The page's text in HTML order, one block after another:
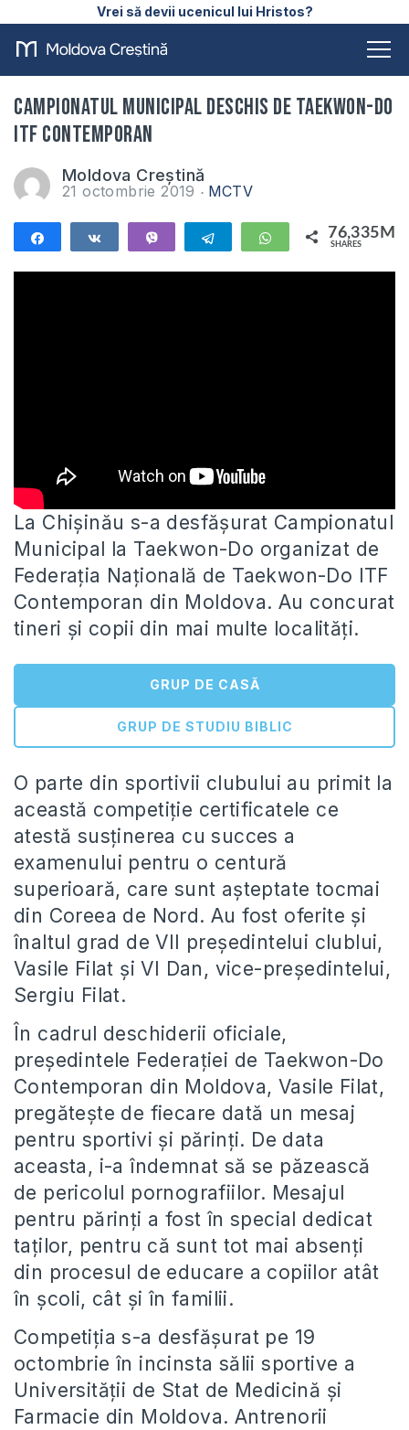
Vrei să devii ucenicul lui Hristos?
Campionatul Municipal Deschis de Taekwon-Do
ITF Contemporan
Moldova Creștină
21 octombrie 2019 MCTV
Share Share Telegram WhatsApp76,335M
SHARES
La Chișinău s-a desfășurat Campionatul
Municipal la Taekwon-Do organizat de
Federația Națională de Taekwon-Do ITF
Contemporan din Moldova. Au concurat
tineri și copii din mai multe localități.
GRUP DE CASĂ
GRUP DE STUDIU BIBLIC
O parte din sportivii clubului au primit la
această competiție certificatele ce
atestă susținerea cu succes a
examenului pentru o centură
superioară, care sunt așteptate tocmai
din Coreea de Nord. Au fost oferite și
înaltul grad de VII președintelui clublui,
Vasile Filat și VI Dan, vice-președintelui,
Sergiu Filat.
În cadrul deschiderii oficiale,
președintele Federației de Taekwon-Do
Contemporan din Moldova, Vasile Filat,
pregătește de fiecare dată un mesaj
pentru sportivi și părinți. De data
aceasta, i-a îndemnat să se păzească
de pericolul pornografiilor. Mesajul
pentru părinți a fost în special dedicat
taților, pentru că sunt tot mai absenți
din procesul de educare a copiilor atât
în școli, cât și în familii.
Competiția s-a desfășurat pe 19
octombrie în incinsta sălii sportive a
Universității de Stat de Medicină și
Farmacie din Moldova. Antrenorii